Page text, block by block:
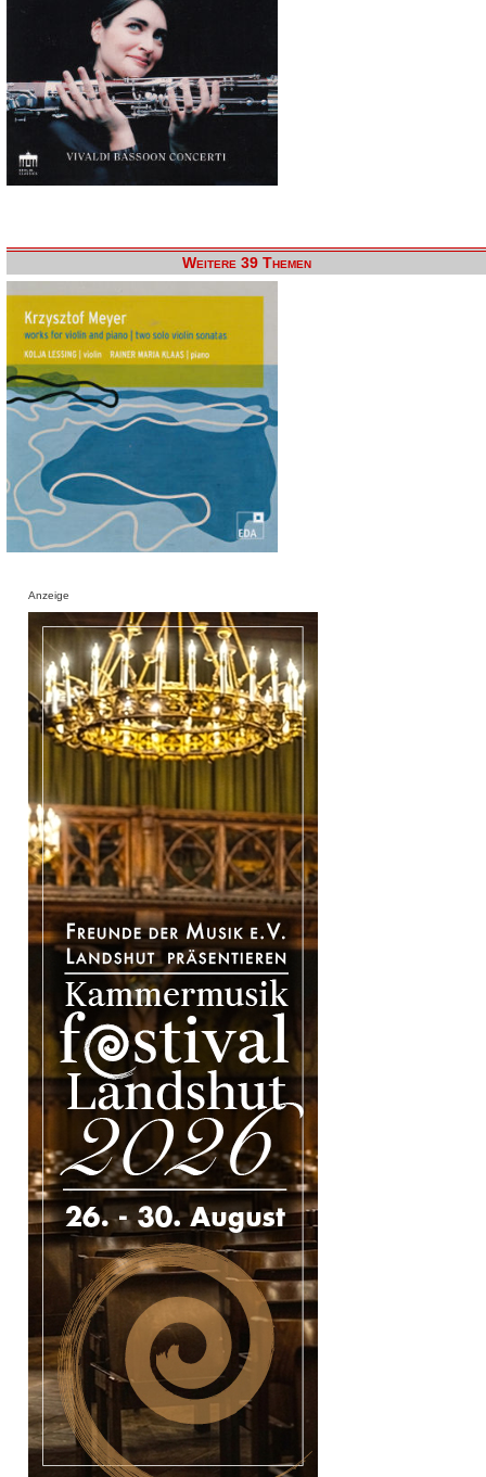
Weitere 39 Themen
Anzeige